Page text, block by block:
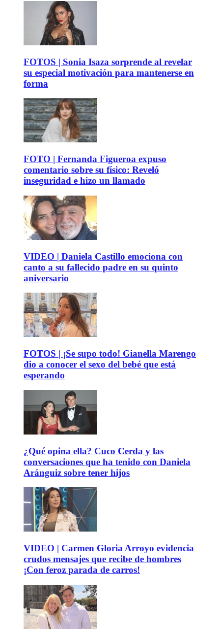
FOTOS | Sonia Isaza sorprende al revelar
su especial motivación para mantenerse en
forma
FOTO | Fernanda Figueroa expuso
comentario sobre su físico: Reveló
inseguridad e hizo un llamado
VIDEO | Daniela Castillo emociona con
canto a su fallecido padre en su quinto
aniversario
FOTOS | ¡Se supo todo! Gianella Marengo
dio a conocer el sexo del bebé que está
esperando
¿Qué opina ella? Cuco Cerda y las
conversaciones que ha tenido con Daniela
Aránguiz sobre tener hijos
VIDEO | Carmen Gloria Arroyo evidencia
crudos mensajes que recibe de hombres
¡Con feroz parada de carros!